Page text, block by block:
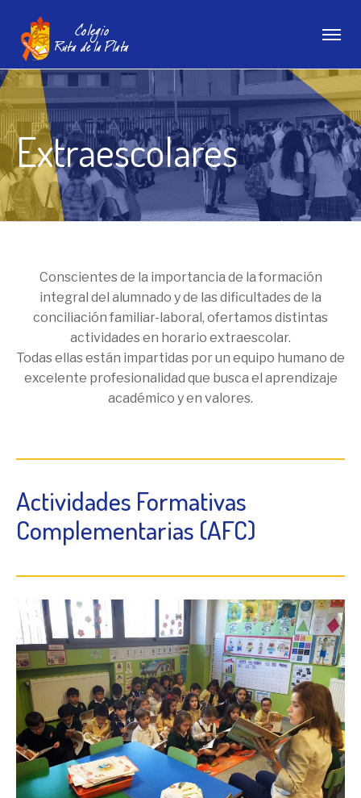
Extraescolares
Conscientes de la importancia de la formación
integral del alumnado y de las dificultades de la
conciliación familiar-laboral, ofertamos distintas
actividades en horario extraescolar.
Todas ellas están impartidas por un equipo humano de
excelente profesionalidad que busca el aprendizaje
académico y en valores.
Actividades Formativas
Complementarias (AFC)